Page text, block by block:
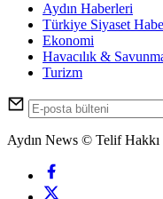
Aydın Haberleri
Türkiye Siyaset
Ekonomi
Havacılık &
Turizm
Aydın News © Telif Hakkı